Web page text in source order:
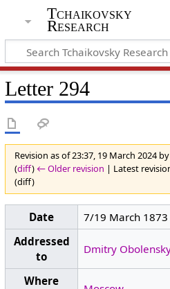
Tchaikovsky
Research
Letter 294
Revision as of 23:37, 19 March 2024 by
(diff) ← Older revision | Latest
(diff)
Date
7/19 March 1873
Addressed
to
Dmitry
Where